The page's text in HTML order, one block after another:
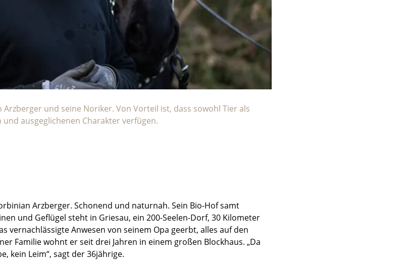
und seine Noriker. Von Vorteil ist, dass sowohl Tier als
ausgeglichenen Charakter verfügen.
Arzberger. Schonend und naturnah. Sein Bio-Hof samt
und Geflügel steht in Griesau, ein 200-Seelen-Dorf, 30 Kilometer
vernachlässigte Anwesen von seinem Opa geerbt, alles auf den
Familie wohnt er seit drei Jahren in einem großen Blockhaus. „Da
kein Leim“, sagt der 36jährige.